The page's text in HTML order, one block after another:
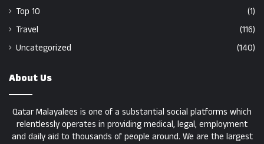
Top 10
(1)
Travel
(116)
Uncategorized
(140)
About Us
Qatar Malayalees is one of a substantial social platforms which
relentlessly operates in providing medical, legal, employment
and daily aid to thousands of people around. We are the largest